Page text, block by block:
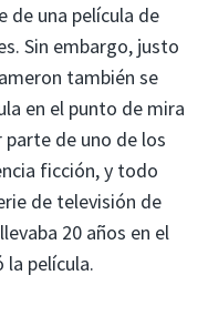
de una película de
Sin embargo, justo
también se
en el punto de mira
parte de uno de los
ficción, y todo
de televisión de
20 años en el
película.